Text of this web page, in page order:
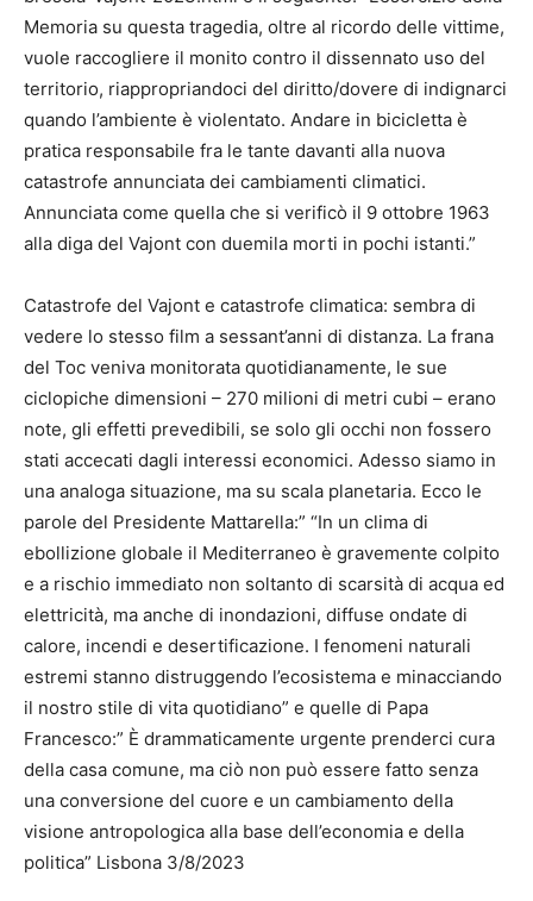
Memoria su questa tragedia, oltre al ricordo delle vittime,
vuole raccogliere il monito contro il dissennato uso del
territorio, riappropriandoci del diritto/dovere di indignarci
quando l’ambiente è violentato. Andare in bicicletta è
pratica responsabile fra le tante davanti alla nuova
catastrofe annunciata dei cambiamenti climatici.
Annunciata come quella che si verificò il 9 ottobre 1963
alla diga del Vajont con duemila morti in pochi istanti.”
Catastrofe del Vajont e catastrofe climatica: sembra di
vedere lo stesso film a sessant’anni di distanza. La frana
del Toc veniva monitorata quotidianamente, le sue
ciclopiche dimensioni – 270 milioni di metri cubi – erano
note, gli effetti prevedibili, se solo gli occhi non fossero
stati accecati dagli interessi economici. Adesso siamo in
una analoga situazione, ma su scala planetaria. Ecco le
parole del Presidente Mattarella:” “In un clima di
ebollizione globale il Mediterraneo è gravemente colpito
e a rischio immediato non soltanto di scarsità di acqua ed
elettricità, ma anche di inondazioni, diffuse ondate di
calore, incendi e desertificazione. I fenomeni naturali
estremi stanno distruggendo l’ecosistema e minacciando
il nostro stile di vita quotidiano” e quelle di Papa
Francesco:” È drammaticamente urgente prenderci cura
della casa comune, ma ciò non può essere fatto senza
una conversione del cuore e un cambiamento della
visione antropologica alla base dell’economia e della
politica” Lisbona 3/8/2023